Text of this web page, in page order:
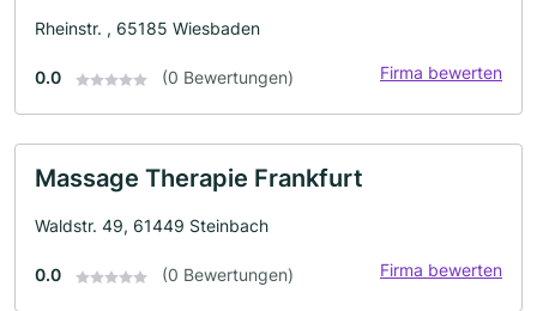
Rheinstr. , 65185 Wiesbaden
0.0 (0 Bewertungen) Firma bewerten
Massage Therapie Frankfurt
Waldstr. 49, 61449 Steinbach
0.0 (0 Bewertungen) Firma bewerten